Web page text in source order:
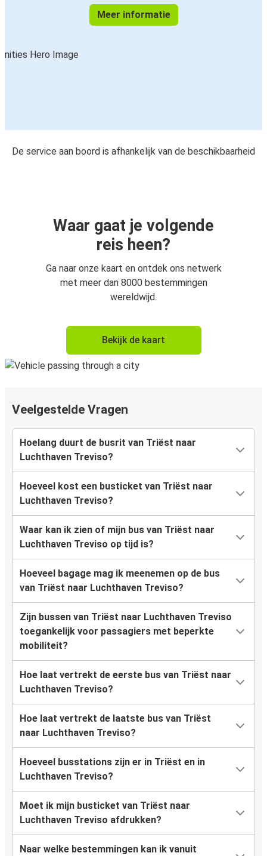
Meer informatie
De service aan boord is afhankelijk van de beschikbaarheid
Waar gaat je volgende
reis heen?
Ga naar onze kaart en ontdek ons netwerk
met meer dan 8000 bestemmingen
wereldwijd.
Bekijk de kaart
Veelgestelde Vragen
Hoelang duurt de busrit van Triëst naar
Luchthaven Treviso?
Hoeveel kost een busticket van Triëst naar
Luchthaven Treviso?
Waar kan ik zien of mijn bus van Triëst naar
Luchthaven Treviso op tijd is?
Hoeveel bagage mag ik meenemen op de bus
van Triëst naar Luchthaven Treviso?
Zijn bussen van Triëst naar Luchthaven Treviso
toegankelijk voor passagiers met beperkte
mobiliteit?
Hoe laat vertrekt de eerste bus van Triëst naar
Luchthaven Treviso?
Hoe laat vertrekt de laatste bus van Triëst
naar Luchthaven Treviso?
Hoeveel busstations zijn er in Triëst en in
Luchthaven Treviso?
Moet ik mijn busticket van Triëst naar
Luchthaven Treviso afdrukken?
Naar welke bestemmingen kan ik vanuit